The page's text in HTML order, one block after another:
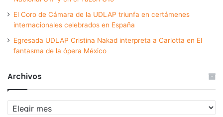
El Coro de Cámara de la UDLAP triunfa en certámenes
internacionales celebrados en España
Egresada UDLAP Cristina Nakad interpreta a Carlotta en El
fantasma de la ópera México
Archivos
Archivos